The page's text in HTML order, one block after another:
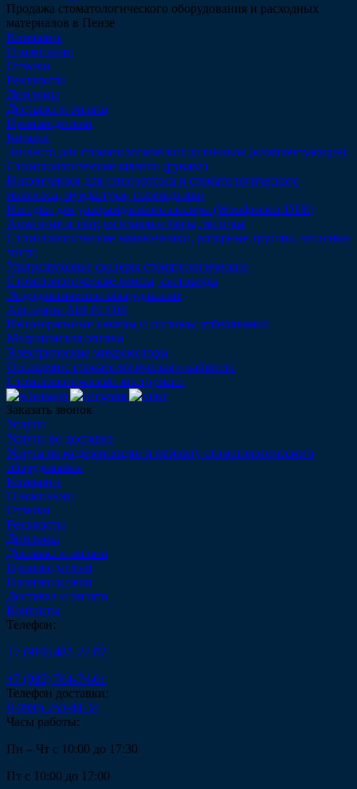
Продажа стоматологического оборудования и расходных
материалов в Пензе
Компания
О компании
Отзывы
Реквизиты
Дипломы
Доставка и оплата
Производители
Каталог
Запчасти для стоматологических установок (комплектующие)
Стоматологические шланги (рукава)
Наконечники для слюноотсоса и стоматологического
пылесоса, мундштуки, переходники
Насадки для ультразвукового скалера (Woodpecker DTE)
Алмазные и твердосплавные боры, полиры
Стоматологические наконечники, роторные группы, запасные
части
Ультразвуковые скалеры стоматологические
Стоматологические лампы, световоды
Эндодонтическое оборудование
Аппараты AIR FLOW
Интраоральные камеры и системы отбеливания
Медицинская оптика
Электрические микромоторы
Оснащение стоматологического кабинета
Стоматологический инструмент
Заказать звонок
Услуги
Услуги по доставке
Услуга по модернизации и ремонту стоматологического
оборудования
Компания
О компании
Отзывы
Реквизиты
Дипломы
Доставка и оплата
Производители
Производители
Доставка и оплата
Контакты
Телефон:
+7 (910) 482-22-82
+7 (985) 764-74-61
Телефон доставки:
8 (800) 250-44-34
Часы работы:
Пн – Чт с 10:00 до 17:30
Пт с 10:00 до 17:00